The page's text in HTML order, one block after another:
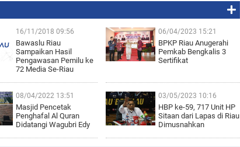
16/11/2018 09:56
Bawaslu Riau
Sampaikan Hasil
Pengawasan Pemilu ke
72 Media Se-Riau
06/04/2023 15:21
BPKP Riau Anugerahi
Pemkab Bengkalis 3
Sertifikat
08/04/2022 13:51
Masjid Pencetak
Penghafal Al Quran
Didatangi Wagubri Edy
03/05/2023 10:16
HBP ke-59, 717 Unit HP
Sitaan dari Lapas di Riau
Dimusnahkan